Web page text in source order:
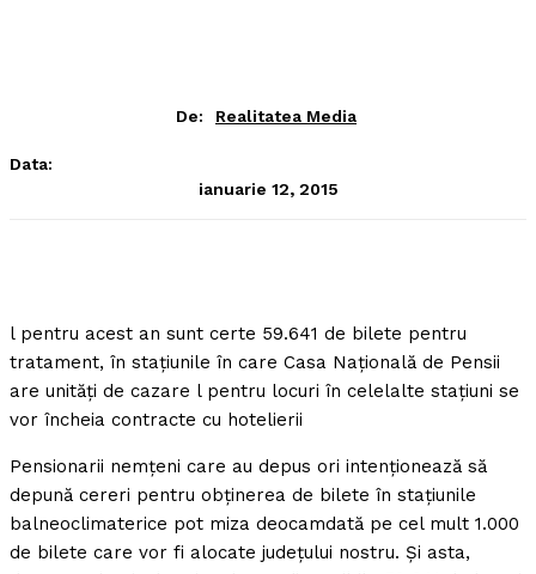
De: Realitatea Media
Data:
ianuarie 12, 2015
l pentru acest an sunt certe 59.641 de bilete pentru
tratament, în staţiunile în care Casa Naţională de Pensii
are unităţi de cazare l pentru locuri în celelalte staţiuni se
vor încheia contracte cu hotelierii
Pensionarii nemţeni care au depus ori intenţionează să
depună cereri pentru obţinerea de bilete în staţiunile
balneoclimaterice pot miza deocamdată pe cel mult 1.000
de bilete care vor fi alocate judeţului nostru. Şi asta,